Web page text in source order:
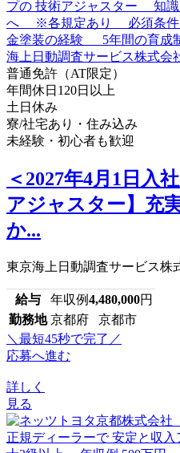
普通免許（AT限定）
年間休日120日以上
土日休み
寮/社宅あり・住み込み
未経験・初心者も歓迎
＜2027年4月1日入
アジャスター】充
か...
東京海上日動調査サービス株
給与 年収例4,480,000円
勤務地 京都府 京都市
＼最短45秒で完了／
応募へ進む
詳しく
見る